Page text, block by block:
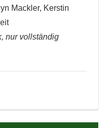
Mackler, Kerstin
nur vollständig